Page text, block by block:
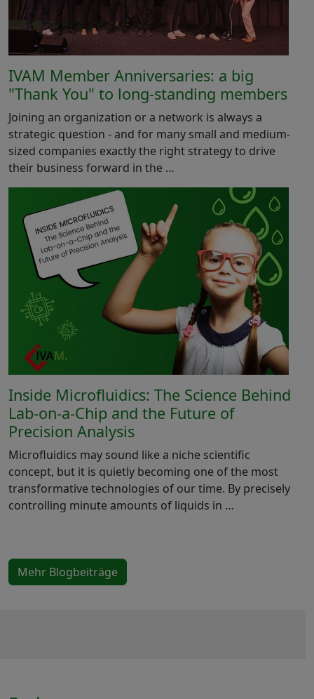
IVAM Member Anniversaries: a big
"Thank You" to long-standing members
Joining an organization or a network is always a
strategic question - and for many small and medium-
sized companies exactly the right strategy to drive
their business forward in the …
Inside Microfluidics: The Science Behind
Lab-on-a-Chip and the Future of
Precision Analysis
Microfluidics may sound like a niche scientific
concept, but it is quietly becoming one of the most
transformative technologies of our time. By precisely
controlling minute amounts of liquids in …
Mehr Blogbeiträge